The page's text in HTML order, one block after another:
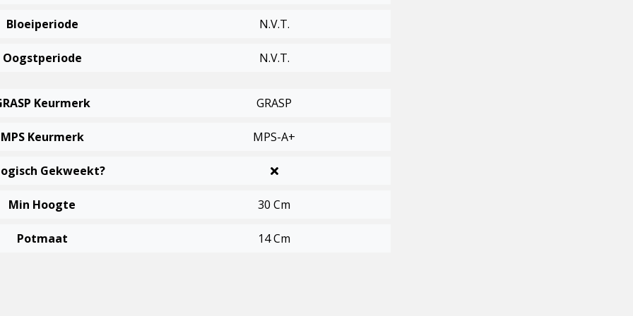
Bloeiperiode N.v.t.
Oogstperiode N.v.t.
Keurmerk GRASP
MPS Keurmerk MPS-A+
Gekweekt?
Min Hoogte 30 Cm
Potmaat 14 Cm